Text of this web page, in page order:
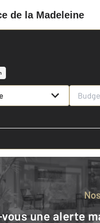
de la Madeleine